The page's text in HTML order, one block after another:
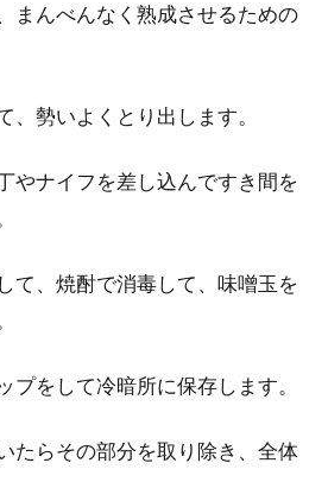
まんべんなく熟成させるための
勢いよくとり出します。
やナイフを差し込んですき間を
て、焼酎で消毒して、味噌玉を
プをして冷暗所に保存します。
たらその部分を取り除き、全体